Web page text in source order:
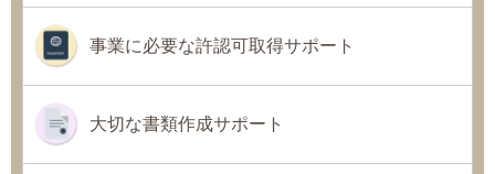
事業に必要な許認可取得サポート
大切な書類作成サポート